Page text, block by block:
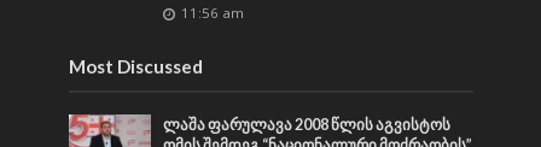
11:56 am
Most Discussed
ლაშა ფარულავა 2008 წლის აგვისტოს